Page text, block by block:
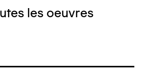
les oeuvres